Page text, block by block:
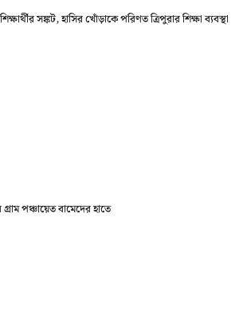
সঙ্কট, হাসির খোঁড়াকে পরিণত ত্রিপুরার শিক্ষা ব্যবস্থা
পঞ্চায়েত বামেদের হাতে